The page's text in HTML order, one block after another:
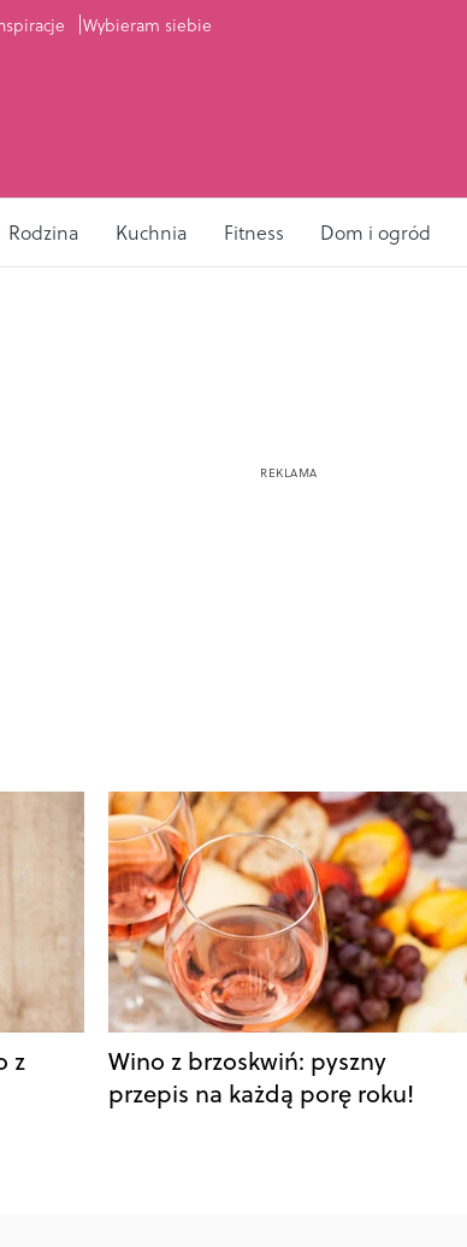
Wybieram siebie
Rodzina Kuchnia Fitness Dom i ogród
z
Wino z brzoskwiń: pyszny
przepis na każdą porę roku!